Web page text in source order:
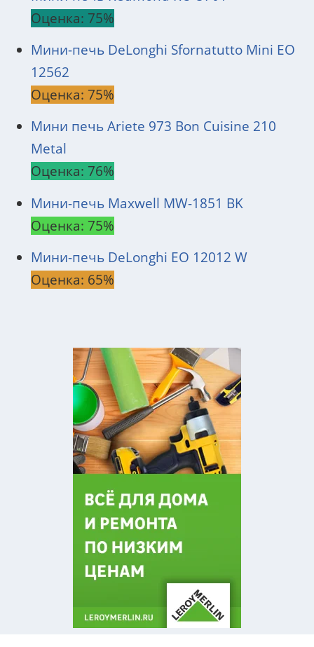
Оценка: 75%
Мини-печь DeLonghi Sfornatutto Mini EO
12562
Оценка: 75%
Мини печь Ariete 973 Bon Cuisine 210
Metal
Оценка: 76%
Мини-печь Maxwell MW-1851 BK
Оценка: 75%
Мини-печь DeLonghi EO 12012 W
Оценка: 65%